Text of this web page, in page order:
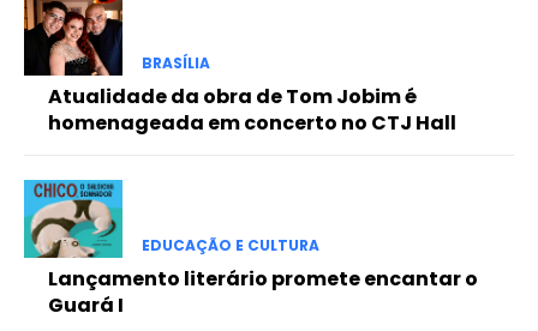
Pro
Full member access:
Etiam est nibh, lobortis sit
Ut mollis pellentesque tortor
Nullam eu erat condimentum
Donec quis est ac felis
Orci varius natoque dolor
BRASÍLIA
Atualidade da obra de Tom Jobim é
homenageada em concerto no CTJ Hall
EDUCAÇÃO E CULTURA
Lançamento literário promete encantar o
Guará I